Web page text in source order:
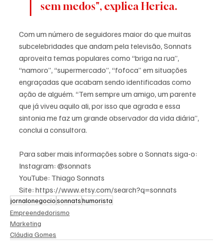
sem medos", explica Herica.
Com um número de seguidores maior do que muitas
subcelebridades que andam pela televisão, Sonnats
aproveita temas populares como “briga na rua”,
“namoro”, “supermercado”, “fofoca” em situações
engraçadas que acabam sendo identificadas como
ação de alguém. “Tem sempre um amigo, um parente
que já viveu aquilo ali, por isso que agrada e essa
sintonia me faz um grande observador da vida diária”,
conclui a consultora.
Para saber mais informações sobre o Sonnats siga-o:
Instagram: @sonnats
YouTube: Thiago Sonnats
Site: https://www.etsy.com/search?q=sonnats
jornalonegociosonnatshumorista
Empreendedorismo
Marketing
Cláudia Gomes